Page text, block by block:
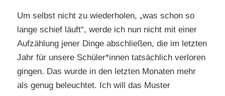
Um selbst nicht zu wiederholen, „was schon so
lange schief läuft“, werde ich nun nicht mit einer
Aufzählung jener Dinge abschließen, die im letzten
Jahr für unsere Schüler*innen tatsächlich verloren
gingen. Das wurde in den letzten Monaten mehr
als genug beleuchtet. Ich will das Muster